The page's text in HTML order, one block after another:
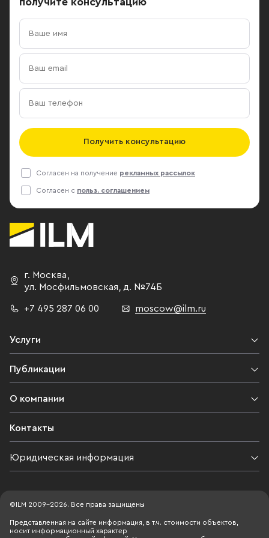
Получить консультацию
Согласен на получение рекламных рассылок
Согласен с польз. соглашением
г. Москва
ул. Мосфильмовская,
д. №74Б
+7 495 287 06 00 moscow@ilm.ru
Услуги
Публикации
О компании
Контакты
Юридическая информация
©ILM 2009-2026. Все права защищены
Представленная на сайте информация, в т.ч. стоимости объектов,
носит информационный характер